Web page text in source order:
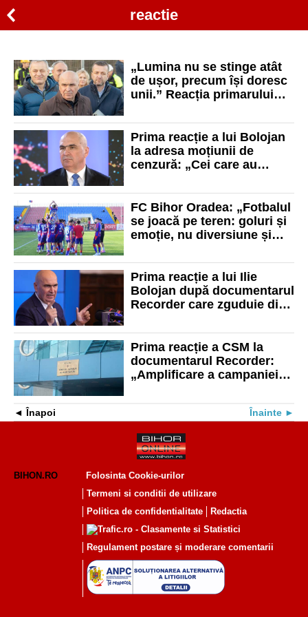
reactie
„Lumina nu se stinge atât
de ușor, precum își doresc
unii.” Reacția primarului
guvernului Bolojan
Prima reacție a lui Bolojan
la adresa moțiunii de
cenzură: „Cei care au
găsească soluția”
FC Bihor Oradea: „Fotbalul
se joacă pe teren: goluri și
emoție, nu diversiune și
Prima reacție a lui Ilie
Bolojan după documentarul
Recorder care zguduie din
Prima reacție a CSM la
documentarul Recorder:
„Amplificare a campaniei
Înapoi Înainte
BIHON.RO
Folosinta Cookie-urilor
Termeni si conditii de utilizare
Politica de confidentialitate
Redactia
Regulament postare și moderare comentarii